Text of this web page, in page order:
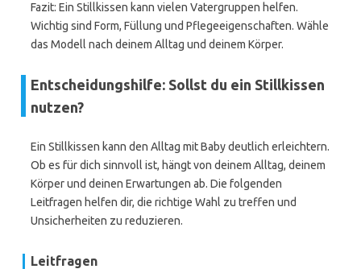
Fazit: Ein Stillkissen kann vielen Vatergruppen helfen.
Wichtig sind Form, Füllung und Pflegeeigenschaften. Wähle
das Modell nach deinem Alltag und deinem Körper.
Entscheidungshilfe: Sollst du ein Stillkissen
nutzen?
Ein Stillkissen kann den Alltag mit Baby deutlich erleichtern.
Ob es für dich sinnvoll ist, hängt von deinem Alltag, deinem
Körper und deinen Erwartungen ab. Die folgenden
Leitfragen helfen dir, die richtige Wahl zu treffen und
Unsicherheiten zu reduzieren.
Leitfragen